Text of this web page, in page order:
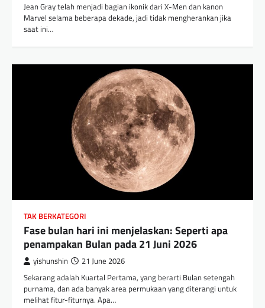
Jean Gray telah menjadi bagian ikonik dari X-Men dan kanon
Marvel selama beberapa dekade, jadi tidak mengherankan jika
saat ini…
TAK BERKATEGORI
Fase bulan hari ini menjelaskan: Seperti apa
penampakan Bulan pada 21 Juni 2026
yishunshin 21 June 2026
Sekarang adalah Kuartal Pertama, yang berarti Bulan setengah
purnama, dan ada banyak area permukaan yang diterangi untuk
melihat fitur-fiturnya. Apa…